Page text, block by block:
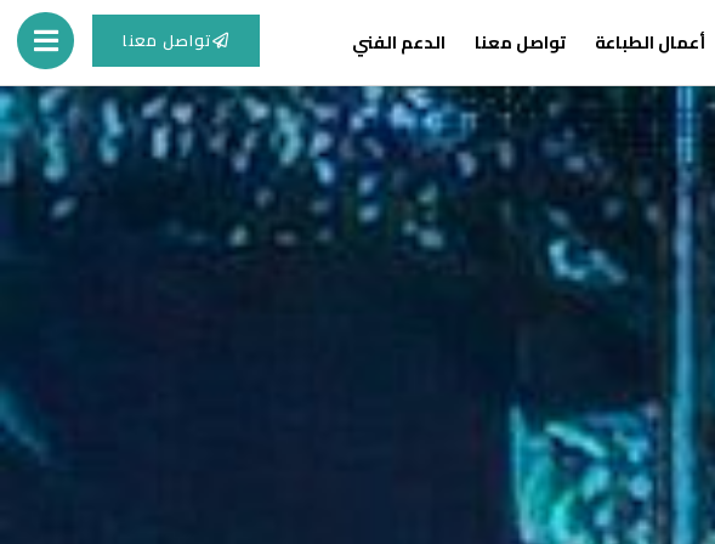
أعمال الطباعة تواصل معنا الدعم الفني تواصل معنا